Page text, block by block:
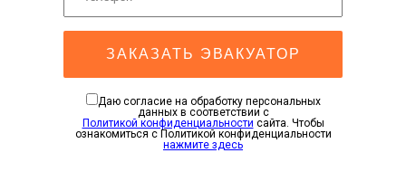
ЗАКАЗАТЬ ЭВАКУАТОР
Даю согласие на обработку персональных
данных в соответствии с
Политикой конфиденциальности сайта. Чтобы
ознакомиться с Политикой конфиденциальности
нажмите здесь